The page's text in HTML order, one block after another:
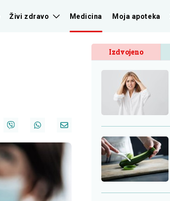
Živi zdravo Medicina Moja apoteka
Izdvojeno